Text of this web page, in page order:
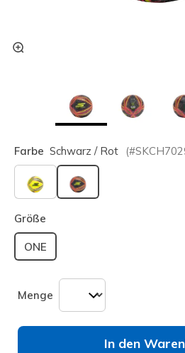
Farbe Schwarz / Rot (#
ausgewählt
Größe
ONE
Menge
In den